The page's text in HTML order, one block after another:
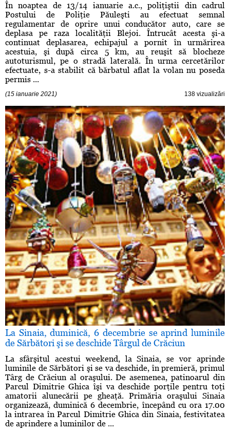
În noaptea de 13/14 ianuarie a.c., poliţiştii din cadrul
Postului de Poliţie Păuleşti au efectuat semnal
regulamentar de oprire unui conducător auto, care se
deplasa pe raza localităţii Blejoi. Întrucât acesta şi-a
continuat deplasarea, echipajul a pornit în urmărirea
acestuia, şi după circa 5 km, au reuşit să blocheze
autoturismul, pe o stradă laterală. În urma cercetărilor
efectuate, s-a stabilit că bărbatul aflat la volan nu poseda
permis ...
(15 ianuarie 2021) 138 vizualizări
La Sinaia, duminică, 6 decembrie se aprind luminile
de Sărbători şi se deschide Târgul de Crăciun
La sfârşitul acestui weekend, la Sinaia, se vor aprinde
luminile de Sărbători şi se va deschide, în premieră, primul
Târg de Crăciun al oraşului. De asemenea, patinoarul din
Parcul Dimitrie Ghica îşi va deschide porţile pentru toţi
amatorii alunecării pe gheaţă. Primăria oraşului Sinaia
organizează, duminică 6 decembrie, începând cu ora 17.00
la intrarea în Parcul Dimitrie Ghica din Sinaia, festivitatea
de aprindere a luminilor de ...